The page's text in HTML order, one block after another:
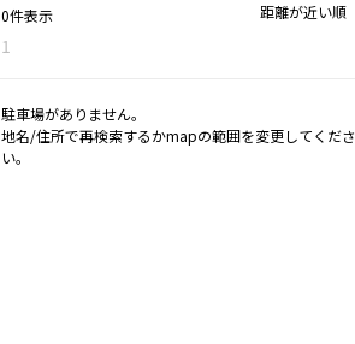
0件表示
1
距離が近い順
駐車場がありません。
地名/住所で再検索するかmapの範囲を変更してくださ
い。